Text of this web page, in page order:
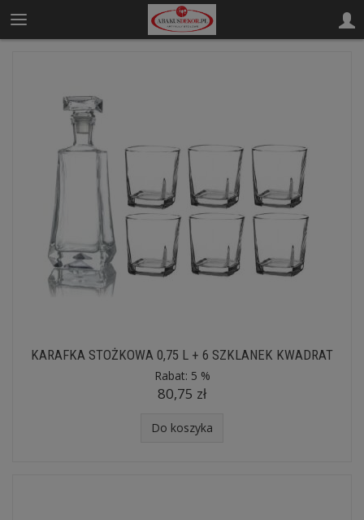
KARAFKA STOŻKOWA 0,75 L + 6 SZKLANEK KWADRAT
Rabat: 5 %
80,75 zł
Do koszyka